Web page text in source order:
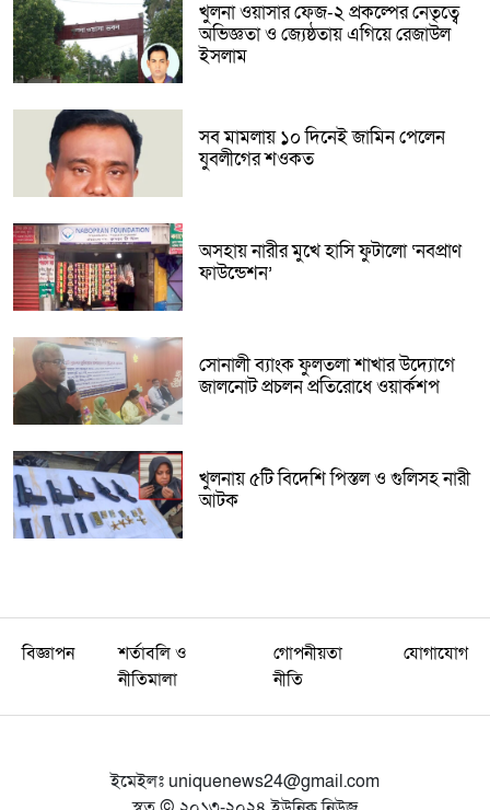
খুলনা ওয়াসার ফেজ-২ প্রকল্পের নেতৃত্বে
অভিজ্ঞতা ও জ্যেষ্ঠতায় এগিয়ে রেজাউল
ইসলাম
সব মামলায় ১০ দিনেই জামিন পেলেন
যুবলীগের শওকত
অসহায় নারীর মুখে হাসি ফুটালো ‘নবপ্রাণ
ফাউন্ডেশন’
সোনালী ব্যাংক ফুলতলা শাখার উদ্যোগে
জালনোট প্রচলন প্রতিরোধে ওয়ার্কশপ
খুলনায় ৫টি বিদেশি পিস্তল ও গুলিসহ নারী
আটক
বিজ্ঞাপন
শর্তাবলি ও
নীতিমালা
গোপনীয়তা
নীতি
যোগাযোগ
ইমেইলঃ uniquenews24@gmail.com